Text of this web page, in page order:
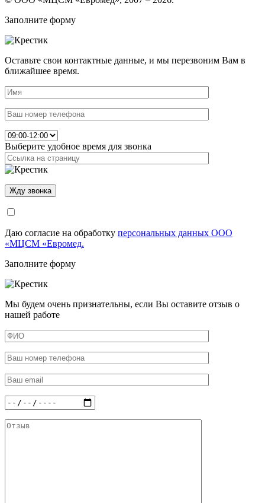
Заполните форму
Оставьте свои контактные данные, и мы перезвоним Вам в
ближайшее время.
Выберите удобное время для звонка
Даю согласие на обработку персональных данных ООО
«МЦСМ «Евромед.
Заполните форму
Мы будем очень признательны, если Вы оставите отзыв о
нашей работе